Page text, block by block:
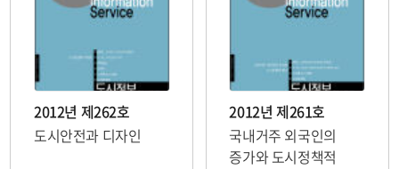
2012년 제262호
도시안전과 디자인
2012년 제261호
국내거주 외국인의
증가와 도시정책적